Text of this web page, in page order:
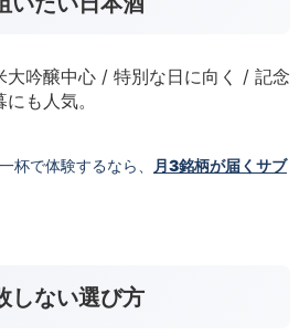
大吟醸中心 / 特別な日に向く / 記念
も人気。
杯で体験するなら、
月3銘柄が届くサブ
しない選び方